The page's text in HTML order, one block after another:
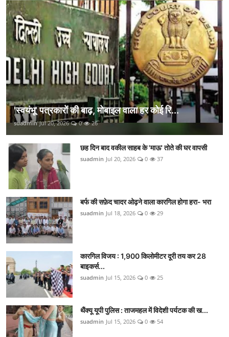
'स्वयंभू' पत्रकारों की बाढ़, मोबाइल वाला हर कोई रि...
suadmin Jul 20, 2026 0 26
छह दिन बाद वकील साहब के 'माऊ' तोते की घर वापसी
suadmin Jul 20, 2026 0 37
बर्फ की सफ़ेद चादर ओढ़ने वाला कारगिल होगा हरा- भरा
suadmin Jul 18, 2026 0 29
कारगिल विजय : 1,900 किलोमीटर दूरी तय कर 28
बाइकर्स...
suadmin Jul 15, 2026 0 25
थैंक्यू यूपी पुलिस : ताजमहल में विदेशी पर्यटक की ख...
suadmin Jul 15, 2026 0 54